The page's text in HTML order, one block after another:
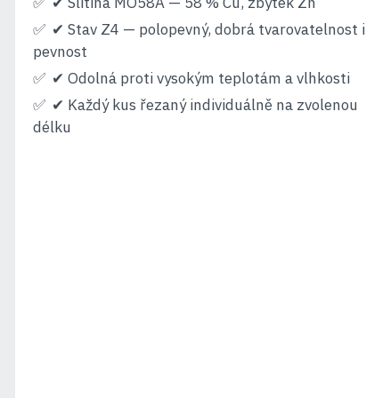
✔ Stav Z4 — polopevný, dobrá tvarovatelnost i
pevnost
✔ Odolná proti vysokým teplotám a vlhkosti
✔ Každý kus řezaný individuálně na zvolenou
délku